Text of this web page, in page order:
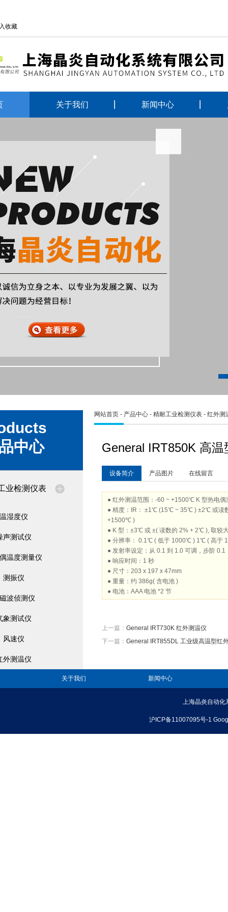
收藏
关于我们 新闻中心
中心
业检测仪表
湿度仪
声测试仪
温度测量仪
测振仪
波侦测仪
象测试仪
风速仪
外测温仪
网站首页 - 产品中心 - 精耐工业检测仪表 - 红外测
General IRT850K 高
设备简介 产品图片 在线留言
● 红外测温范围：-60 ~ +1500℃ K 型热电
● 精度：IR： ±1℃ (15℃ ~ 35℃ ) ±2℃ 或读
+1500℃ )
● K 型：±3℃ 或 ±( 读数的 2% + 2℃ ), 取较
● 分辨率： 0.1℃ ( 低于 1000℃ ) 1℃ ( 高于
● 发射率设定：从 0.1 到 1.0 可调，步阶 0.1
● 响应时间：1 秒
● 尺寸：203 x 197 x 47mm
● 重量：约 386g( 含电池 )
● 电池：AAA 电池 *2 节
上一篇： General IRT730K 红外测温仪
下一篇： General IRT855DL 工业级高温型红
关于我们 新闻中心
上海晶炎自动化
沪ICP备11007095号-1